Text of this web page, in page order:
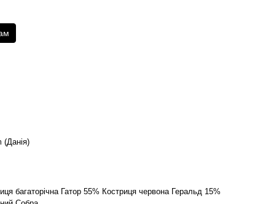
(Данія)
багаторічна Гатор 55% Костриця червона Геральд 15%